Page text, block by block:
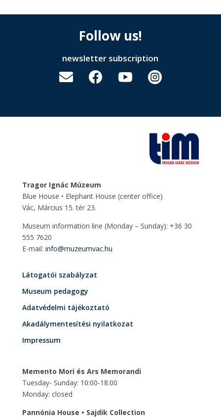
Follow us!
newsletter subscription
   
Tragor Ignác Múzeum
Blue House • Elephant House (center office)
Vác, Március 15. tér 23.
Museum information line (Monday – Sunday): +36 30
555 7620
E-mail: info@muzeumvac.hu
Látogatói szabályzat
Museum pedagogy
Adatvédelmi tájékoztató
Akadálymentesítési nyilatkozat
Impressum
Memento Mori és Ars Memorandi
Tuesday- Sunday: 10:00-18:00
Monday: closed
Pannónia House • Sajdik Collection